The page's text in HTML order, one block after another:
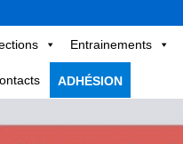
Entrainements
ADHÉSION